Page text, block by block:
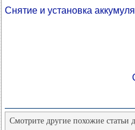
Снятие и установка
Смотрите другие похожие статьи